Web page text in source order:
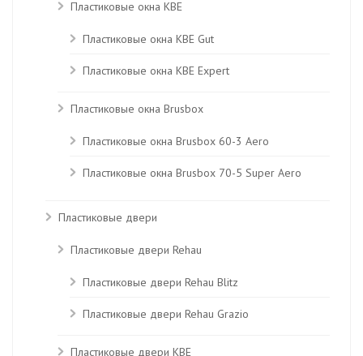
Пластиковые окна KBE
Пластиковые окна КВЕ Gut
Пластиковые окна КВЕ Expert
Пластиковые окна Brusbox
Пластиковые окна Brusbox 60-3 Aero
Пластиковые окна Brusbox 70-5 Super Aero
Пластиковые двери
Пластиковые двери Rehau
Пластиковые двери Rehau Blitz
Пластиковые двери Rehau Grazio
Пластиковые двери KBE